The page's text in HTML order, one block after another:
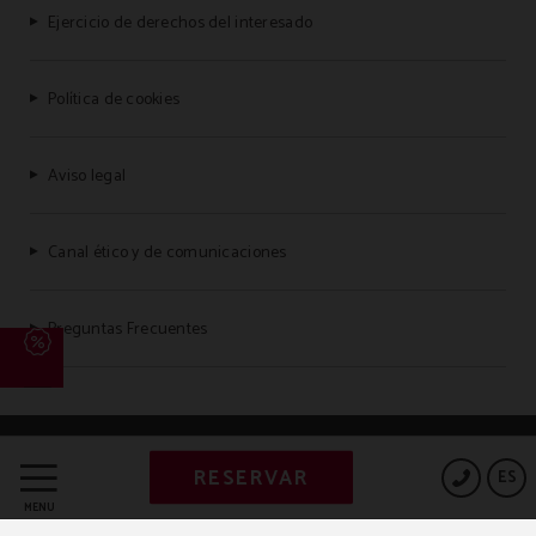
MENÚ
ES
RESERVAR
Ejercicio de derechos del interesado
Política de cookies
Aviso legal
Canal ético y de comunicaciones
Preguntas Frecuentes
Powered by Keytel
Compra segura